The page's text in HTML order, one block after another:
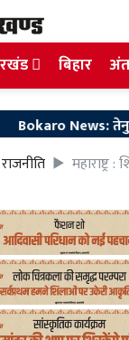
बिहार
News: तेनुघाट
राजनीति